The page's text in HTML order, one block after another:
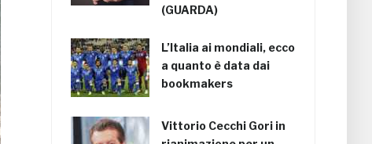
(GUARDA)
L’Italia ai mondiali, ecco
a quanto è data dai
bookmakers
Vittorio Cecchi Gori in